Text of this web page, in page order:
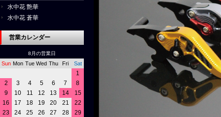
水中花 艶華
水中花 蒼華
営業カレンダー
8月の営業日
Sun Mon Tue Wed Thu Fri Sat
1
2
3 4 5 6 7
8
9
10 11 12 13 14
15
16
17 18 19 20 21
22
23
24 25 26 27 28
29